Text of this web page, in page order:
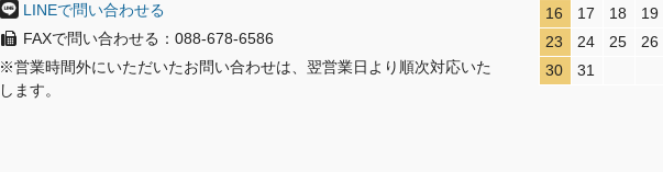
LINEで問い合わせる
FAXで問い合わせる：088-678-6586
※営業時間外にいただいたお問い合わせは、翌営業日より順次対応いた
します。
16
17 18 19
23
24 25 26
30
31